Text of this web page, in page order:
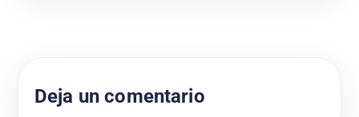
Deja un comentario